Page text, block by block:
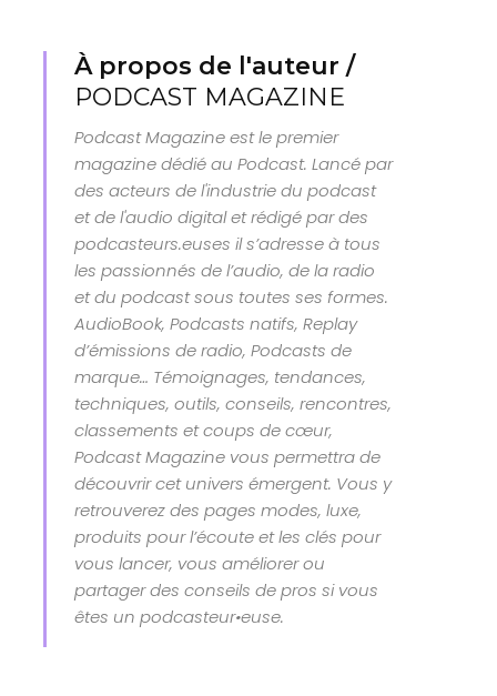
À propos de l'auteur /
PODCAST MAGAZINE
Podcast Magazine est le premier
magazine dédié au Podcast. Lancé par
des acteurs de l'industrie du podcast
et de l'audio digital et rédigé par des
podcasteurs.euses il s’adresse à tous
les passionnés de l’audio, de la radio
et du podcast sous toutes ses formes.
AudioBook, Podcasts natifs, Replay
d’émissions de radio, Podcasts de
marque… Témoignages, tendances,
techniques, outils, conseils, rencontres,
classements et coups de cœur,
Podcast Magazine vous permettra de
découvrir cet univers émergent. Vous y
retrouverez des pages modes, luxe,
produits pour l’écoute et les clés pour
vous lancer, vous améliorer ou
partager des conseils de pros si vous
êtes un podcasteur•euse.